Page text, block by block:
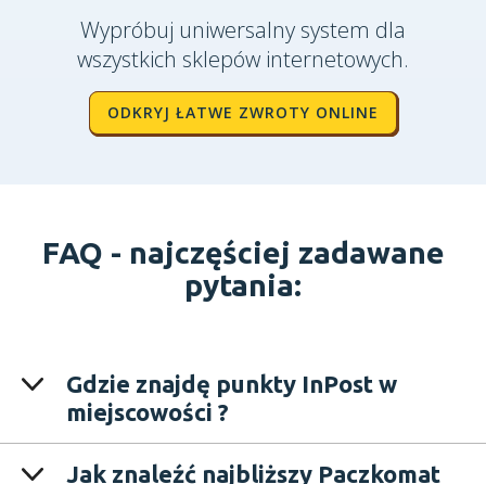
Wypróbuj uniwersalny system dla
wszystkich sklepów internetowych.
ODKRYJ ŁATWE ZWROTY ONLINE
FAQ - najczęściej zadawane
pytania:
Gdzie znajdę punkty InPost w
miejscowości ?
Jak znaleźć najbliższy Paczkomat